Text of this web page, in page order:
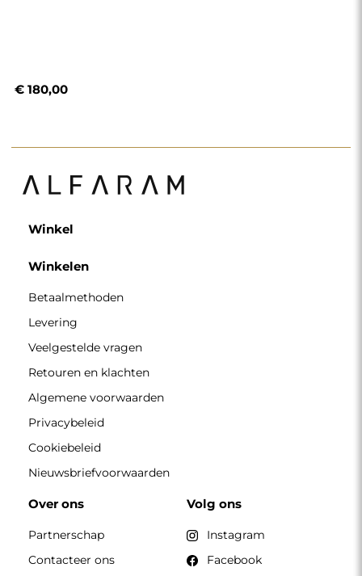
€ 180,00
Winkel
Winkelen
Betaalmethoden
Levering
Veelgestelde vragen
Retouren en klachten
Algemene voorwaarden
Privacybeleid
Cookiebeleid
Nieuwsbriefvoorwaarden
Over ons
Partnerschap
Contacteer ons
Volg ons
Instagram
Facebook